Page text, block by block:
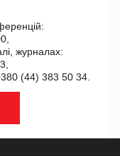
журналах:
(44) 383 50 34.